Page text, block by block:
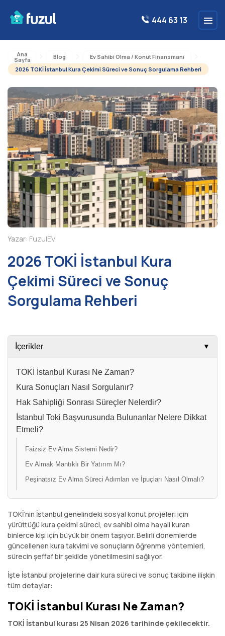
444 63 13
Ana
Sayfa Blog
Ev Sahibi Olma / Konut Finansmanı
2026 TOKİ İstanbul Kura Çekimi Süreci ve Sonuç Sorgulama Rehberi
Yazar: FuzulEV
2026 TOKİ İstanbul Kura
Çekimi Süreci ve Sonuç
Sorgulama Rehberi
İçerikler ▼
TOKİ İstanbul Kurası Ne Zaman?
Kura Sonuçları Nasıl Sorgulanır?
Hak Sahipliği Sonrası Süreçler Nelerdir?
İstanbul Toki Başvurusunda Bulunanlar Nelere Dikkat
Etmeli?
Faizsiz Ev Alma Sistemi Nedir?
Ev Almak Mantıklı Bir Yatırım Mı?
Peşinatsız Ev Alma Süreci Adımları ve İpuçları Nasıl Olmalı?
TOKİ’nin İstanbul genelindeki sosyal konut projeleri için
yürüttüğü kura çekimi süreci, ev sahibi olma hayali kuran
binlerce kişi için büyük bir önem taşıyor. Belirli dönemlerde
güncellenen kura takvimi ve sonuçların öğrenme yöntemleri,
sürecin şeffaf bir şekilde yönetilmesini sağlıyor.
İşte İstanbul projelerine dair kura süreci ve sonuç takibine ilişkin
tüm detaylar:
TOKİ İstanbul Kurası Ne Zaman?
TOKİ İstanbul kurası 25 Nisan 2026 tarihinde çekilecektir.